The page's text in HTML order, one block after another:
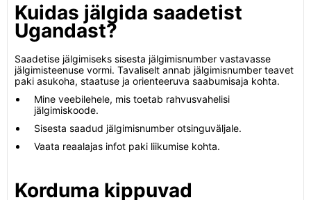
Kuidas jälgida saadetist
Ugandast?
Saadetise jälgimiseks sisesta jälgimisnumber vastavasse
jälgimisteenuse vormi. Tavaliselt annab jälgimisnumber teavet
paki asukoha, staatuse ja orienteeruva saabumisaja kohta.
Mine veebilehele, mis toetab rahvusvahelisi
jälgimiskoode.
Sisesta saadud jälgimisnumber otsinguväljale.
Vaata reaalajas infot paki liikumise kohta.
Korduma kippuvad